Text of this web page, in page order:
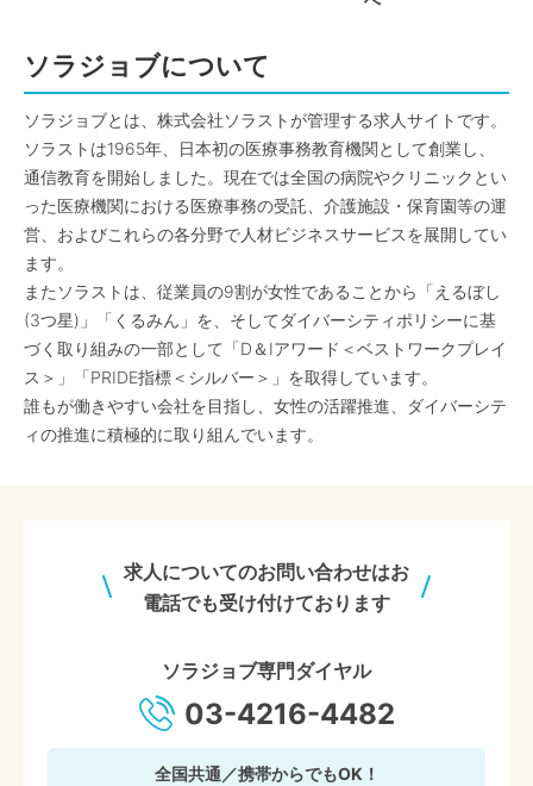
ソラジョブについて
ソラジョブとは、株式会社ソラストが管理する求人サイトです。
ソラストは1965年、日本初の医療事務教育機関として創業し、
通信教育を開始しました。現在では全国の病院やクリニックとい
った医療機関における医療事務の受託、介護施設・保育園等の運
営、およびこれらの各分野で人材ビジネスサービスを展開してい
ます。
またソラストは、従業員の9割が女性であることから「えるぼし
(3つ星)」「くるみん」を、そしてダイバーシティポリシーに基
づく取り組みの一部として「D＆Iアワード＜ベストワークプレイ
ス＞」「PRIDE指標＜シルバー＞」を取得しています。
誰もが働きやすい会社を目指し、女性の活躍推進、ダイバーシテ
ィの推進に積極的に取り組んでいます。
求人についてのお問い合わせはお
電話でも受け付けております
ソラジョブ専門ダイヤル
03-4216-4482
全国共通／携帯からでもOK！